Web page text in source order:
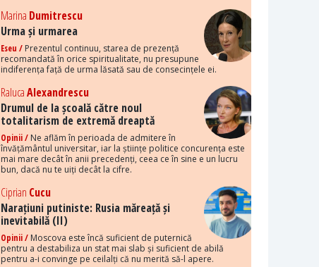
Marina Dumitrescu
Urma și urmarea
Eseu / Prezentul continuu, starea de prezență
recomandată în orice spiritualitate, nu presupune
indiferența față de urma lăsată sau de consecințele ei.
RalucaAlexandrescu
Drumul de la școală către noul
totalitarism de extremă dreaptă
Opinii / Ne aflăm în perioada de admitere în
învățământul universitar, iar la științe politice concurența este
mai mare decât în anii precedenți, ceea ce în sine e un lucru
bun, dacă nu te uiți decât la cifre.
Ciprian Cucu
Narațiuni putiniste: Rusia măreață și
inevitabilă (II)
Opinii / Moscova este încă suficient de puternică
pentru a destabiliza un stat mai slab și suficient de abilă
pentru a-i convinge pe ceilalți că nu merită să-l apere.